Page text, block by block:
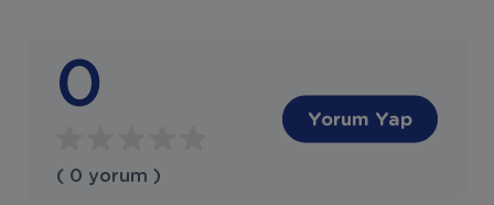
0
( 0 yorum )
Yorum Yap